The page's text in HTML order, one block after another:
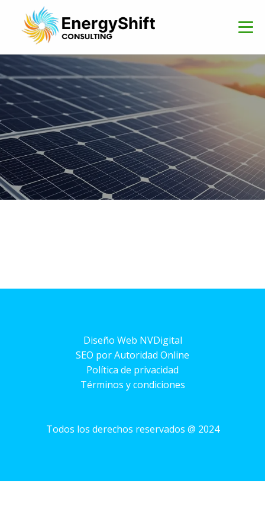
Todos los derechos reservados @ 2024
Política de privacidad
Términos y condiciones
SEO por Autoridad Online
Diseño Web NVDigital